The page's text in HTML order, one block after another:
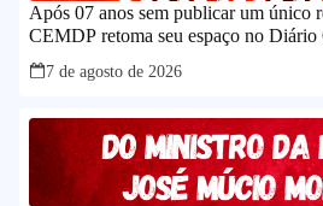
Após 07 anos sem publicar um único
CEMDP retoma seu espaço no
caso histórico de JK.
7 de agosto de 2026